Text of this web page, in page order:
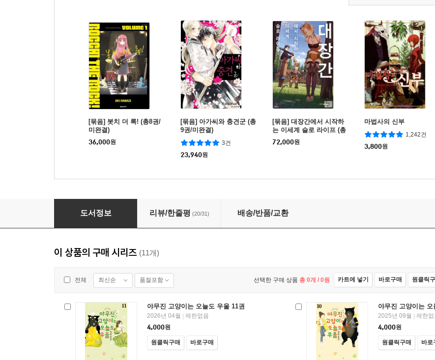
[묶음] 봇치 더 록! (총8권/
미완결)
36,000원
[묶음] 아가씨와 충견군 (총
9권/미완결)
3건
23,940원
[묶음] 대장간에서 시작하
는 이세계 슬로 라이프 (총
12권/미완결)
72,000원
마법사의 신부
1,242건
3,800원
야무진 고양이는 오늘도 우울 02권
도서정보 리뷰/한줄평 (20/31) 배송/반품/교환
이 상품의 구매 시리즈 (11개)
전체 최신순 품절포함 선택한 구매 상품 총 0개 / 0원 카트에 넣기 바로구매 원클릭
야무진 고양이는 오늘도 우울 11권
2026년 04월
제한없음
4,000원
원클릭구매 바로구매
야무진 고양이는 오
2025년 09월
제한없
4,000원
원클릭구매 바로